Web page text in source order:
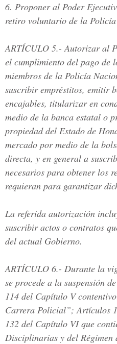
6. Proponer al Poder
retiro voluntario de la
ARTÍCULO 5.- Autorizar al
el cumplimiento del pago de
miembros de la Policía
suscribir empréstitos, emitir
encajables, titularizar en
medio de la banca estatal o
propiedad del Estado de
mercado por medio de la
directa, y en general a
necesarios para obtener los
requieran para garantizar
La referida autorización
suscribir actos o contratos
del actual Gobierno.
ARTÍCULO 6.- Durante la
se procede a la suspensión
114 del Capítulo V
Carrera Policial”; Artículos
132 del Capítulo VI que
Disciplinarias y del Régimen